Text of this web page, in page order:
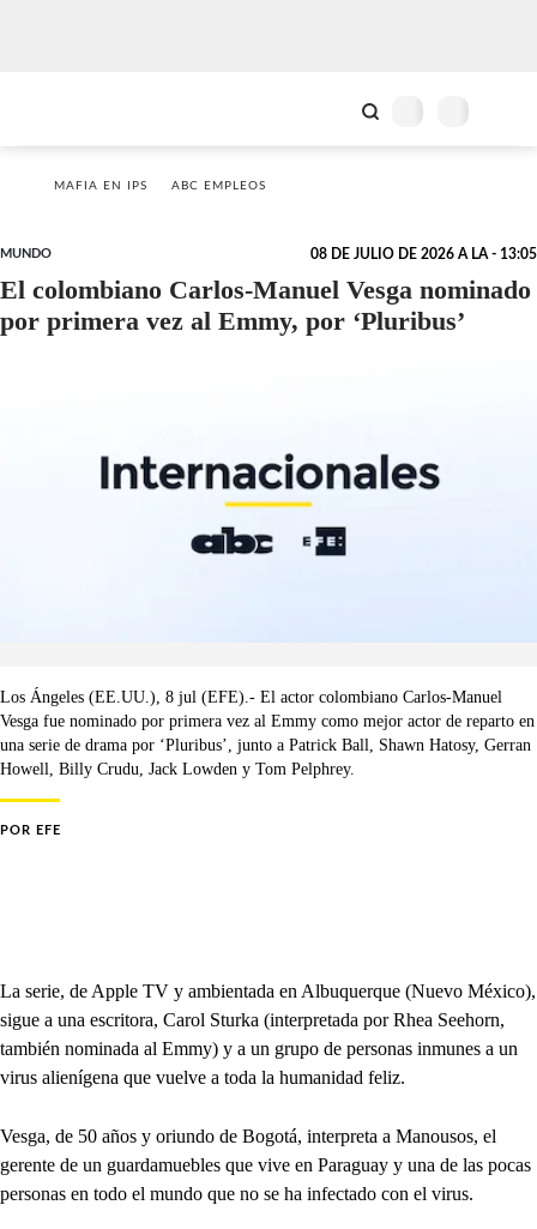
MAFIA EN IPS ABC EMPLEOS
MUNDO 08 DE JULIO DE 2026 A LA - 13:05
El colombiano Carlos-Manuel Vesga nominado
por primera vez al Emmy, por ‘Pluribus’
Los Ángeles (EE.UU.), 8 jul (EFE).- El actor colombiano Carlos-Manuel
Vesga fue nominado por primera vez al Emmy como mejor actor de reparto en
una serie de drama por ‘Pluribus’, junto a Patrick Ball, Shawn Hatosy, Gerran
Howell, Billy Crudu, Jack Lowden y Tom Pelphrey.
POR EFE
La serie, de Apple TV y ambientada en Albuquerque (Nuevo México),
sigue a una escritora, Carol Sturka (interpretada por Rhea Seehorn,
también nominada al Emmy) y a un grupo de personas inmunes a un
virus alienígena que vuelve a toda la humanidad feliz.
Vesga, de 50 años y oriundo de Bogotá, interpreta a Manousos, el
gerente de un guardamuebles que vive en Paraguay y una de las pocas
personas en todo el mundo que no se ha infectado con el virus.